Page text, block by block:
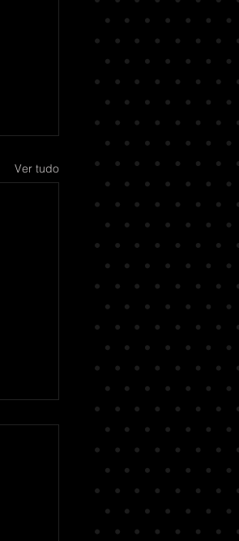
Ver tudo